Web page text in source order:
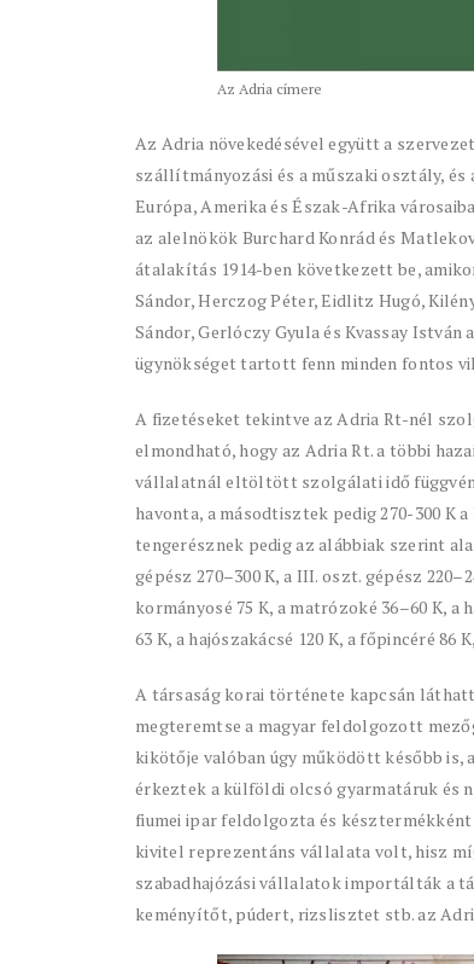
Az Adria címere
Az Adria növekedésével együtt a
szállítmányozási és a műszaki osztály, és
Európa, Amerika és Észak-Afrika
az alelnökök Burchard Konrád és
átalakítás 1914-ben következett be,
Sándor, Herczog Péter, Eidlitz Hugó,
Sándor, Gerlóczy Gyula és Kvassay
ügynökséget tartott fenn minden fontos
A fizetéseket tekintve az Adria Rt-nél
elmondható, hogy az Adria Rt. a többi
vállalatnál eltöltött szolgálati idő
havonta, a másodtisztek pedig 270-300 K
tengerésznek pedig az alábbiak szerint
gépész 270–300 K, a III. oszt. gépész
kormányosé 75 K, a matrózoké 36–60 K, a
63 K, a hajószakácsé 120 K, a főpincéré 86
A társaság korai története kapcsán
megteremtse a magyar feldolgozott
kikötője valóban úgy működött később is,
érkeztek a külföldi olcsó gyarmatáruk és
fiumei ipar feldolgozta és
kivitel reprezentáns vállalata volt, hisz
szabadhajózási vállalatok importálták a
keményítőt, púdert, rizslisztet stb. az